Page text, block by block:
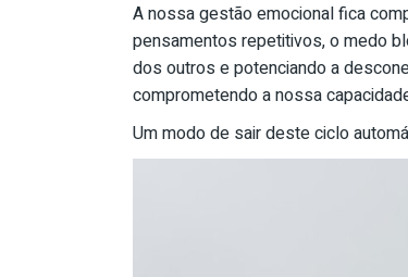
A nossa gestão emocional fica
pensamentos repetitivos, o medo
dos outros e potenciando a
comprometendo a nossa
Um modo de sair deste ciclo